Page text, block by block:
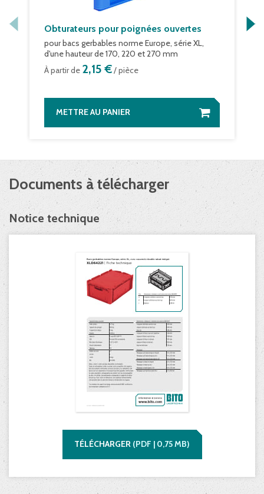
Obturateurs pour poignées ouvertes
pour bacs gerbables norme Europe, série XL,
d'une hauteur de 170, 220 et 270 mm
À partir de 2,15 €/ pièce
METTRE AU PANIER
Documents à télécharger
Notice technique
TÉLÉCHARGER (PDF | 0,75MB)